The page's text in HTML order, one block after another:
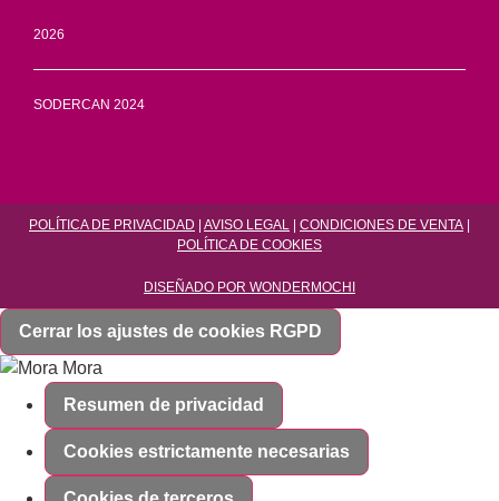
2026
SODERCAN 2024
POLÍTICA DE PRIVACIDAD AVISO LEGAL CONDICIONES DE VENTA
POLÍTICA DE COOKIES
DISEÑADO POR WONDERMOCHI
Cerrar los ajustes de cookies RGPD
Resumen de privacidad
Cookies estrictamente necesarias